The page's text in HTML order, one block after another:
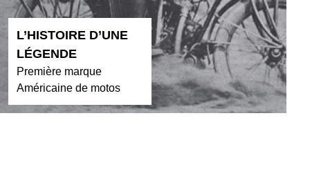
L’HISTOIRE D’UNE
LÉGENDE
Première marque
Américaine de motos